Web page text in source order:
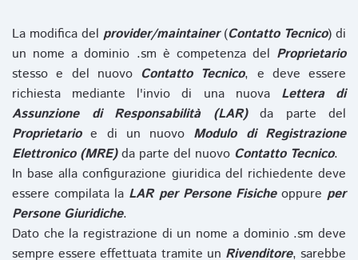
La modifica del provider/maintainer(Contatto Tecnico) di
un nome a dominio .sm è competenza del Proprietario
stesso e del nuovo Contatto Tecnico, e deve essere
richiesta mediante l'invio di una nuova Lettera di
Assunzione di Responsabilità (LAR)da parte del
Proprietarioe di un nuovo Modulo di Registrazione
Elettronico (MRE)da parte del nuovo Contatto Tecnico.
In base alla configurazione giuridica del richiedente deve
essere compilata la LAR per Persone Fisicheoppure per
Persone Giuridiche.
Dato che la registrazione di un nome a dominio .sm deve
sempre essere effettuata tramite un Rivenditore, sarebbe